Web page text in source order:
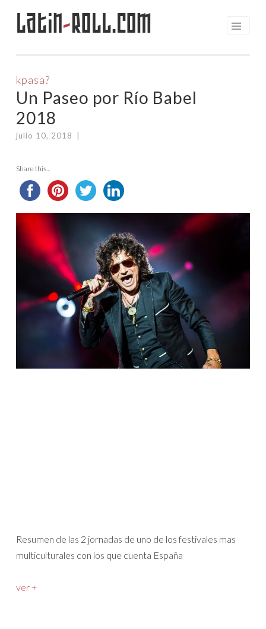
Saltar
Latin-Roll.com
kpasa?
Un Paseo por Río Babel
2018
julio 10, 2018
Share this...
Resumen de las 2 jornadas de uno de los festivales mas
multiculturales con los que cuenta España
ver +